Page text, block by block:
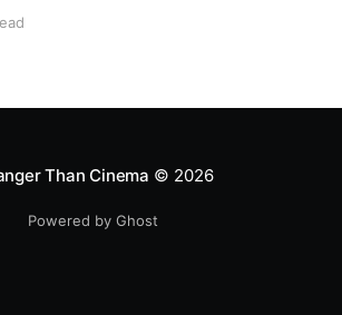
Than Cinema © 2026
Powered by Ghost